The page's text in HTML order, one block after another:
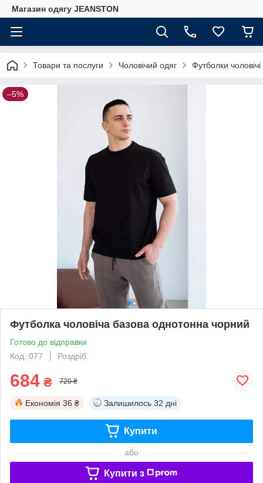
Магазин одягу JEANSTON
Товари та послуги Чоловічий одяг Футболки чоловічі
–5%
Футболка чоловіча базова однотонна чорний
Готово до відправки
Код: 077
Роздріб
684 ₴ 720 ₴
Економія 36 ₴ Залишилось 32 дні
Купити
або
Купити з